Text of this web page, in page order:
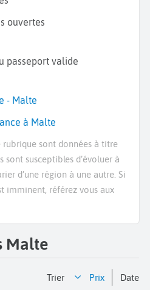
ouvertes
passeport valide
- Malte
à Malte
sont données à titre
sont susceptibles d’évoluer à
d’une région à une autre. Si
imminent, référez vous aux
Malte
Trier prix date